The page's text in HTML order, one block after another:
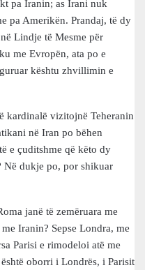
pa Iranin; as Irani nuk
pa Amerikën. Prandaj, të dy
Lindje të Mesme për
me Evropën, ata po e
kështu zhvillimin e
kardinalë vizitojnë Teheranin
në Iran po bëhen
e çuditshme që këto dy
Në dukje po, por shikuar
janë të zemëruara me
Iranin? Sepse Londra, me
Parisi e rimodeloi atë me
oborri i Londrës, i Parisit